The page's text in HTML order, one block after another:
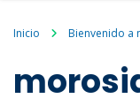
Inicio Bienvenido a